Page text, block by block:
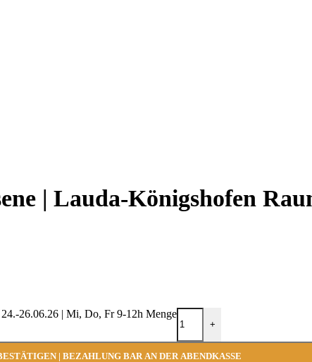
| Lauda-Königshofen
26.06.26 | Mi, Do, Fr 9-12h Menge
+
| BEZAHLUNG BAR AN DER ABENDKASSE